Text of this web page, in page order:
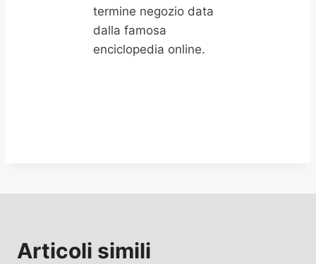
termine negozio data
dalla famosa
enciclopedia online.
Articoli simili